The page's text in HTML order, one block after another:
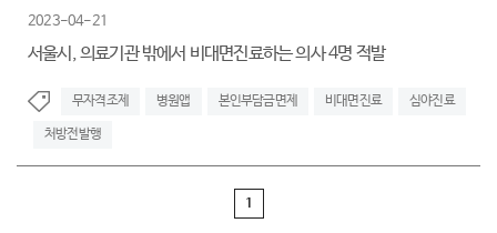
2023-04-21
서울시, 의료기관 밖에서 비대면진료하는 의사 4명 적발
무자격조제 병원앱 본인부담금면제 비대면진료 심야진료
처방전발행
1